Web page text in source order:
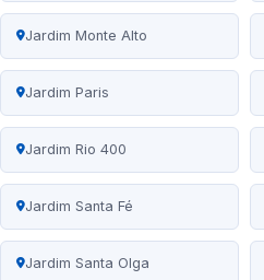
Jardim Monte Alto
Jardim Paris
Jardim Rio 400
Jardim Santa Fé
Jardim Santa Olga